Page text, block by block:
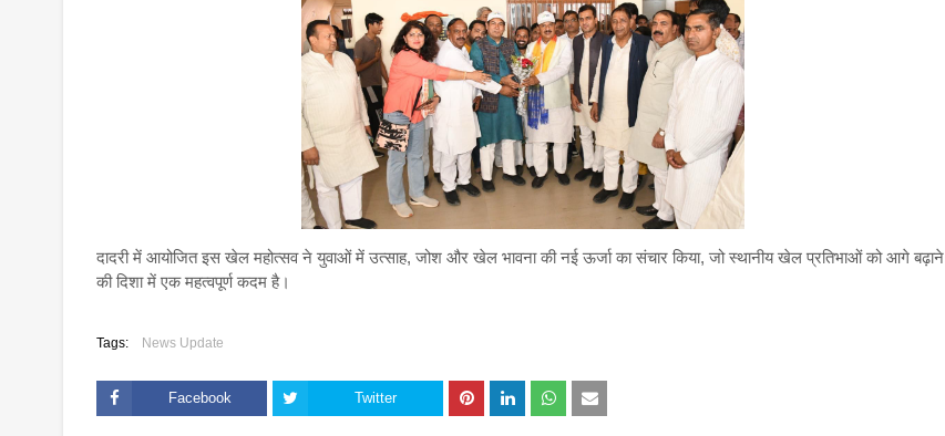
दादरी में आयोजित इस खेल महोत्सव ने युवाओं में उत्साह, जोश और खेल भावना की नई ऊर्जा का संचार किया, जो स्थानीय खेल प्रतिभाओं को आगे बढ़ाने
की दिशा में एक महत्वपूर्ण कदम है।
Tags: News Update
Facebook Twitter